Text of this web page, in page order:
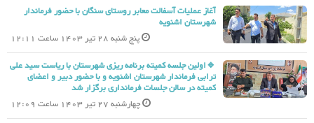
آغاز عملیات آسفالت معابر روستای سنگان با حضور فرماندار
شهرستان اشنویه
پنج شنبه 28 تیر 1403 ساعت 12:11
🔹اولین جلسه کمیته برنامه ریزی شهرستان با ریاست سید علی
ترابی فرماندار شهرستان اشنویه و با حضور دبیر و اعضای
کمیته در سالن جلسات فرمانداری برگزار شد
چهارشنبه 27 تیر 1403 ساعت 12:09